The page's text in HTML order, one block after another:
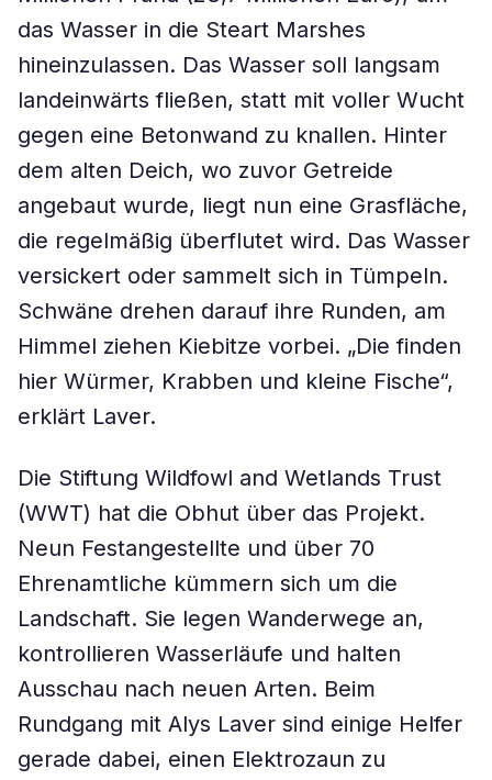
das Wasser in die Steart Marshes
hineinzulassen. Das Wasser soll langsam
landeinwärts fließen, statt mit voller Wucht
gegen eine Betonwand zu knallen. Hinter
dem alten Deich, wo zuvor Getreide
angebaut wurde, liegt nun eine Grasfläche,
die regelmäßig überflutet wird. Das Wasser
versickert oder sammelt sich in Tümpeln.
Schwäne drehen darauf ihre Runden, am
Himmel ziehen Kiebitze vorbei. „Die finden
hier Würmer, Krabben und kleine Fische“,
erklärt Laver.
Die Stiftung Wildfowl and Wetlands Trust
(WWT) hat die Obhut über das Projekt.
Neun Festangestellte und über 70
Ehrenamtliche kümmern sich um die
Landschaft. Sie legen Wanderwege an,
kontrollieren Wasserläufe und halten
Ausschau nach neuen Arten. Beim
Rundgang mit Alys Laver sind einige Helfer
gerade dabei, einen Elektrozaun zu